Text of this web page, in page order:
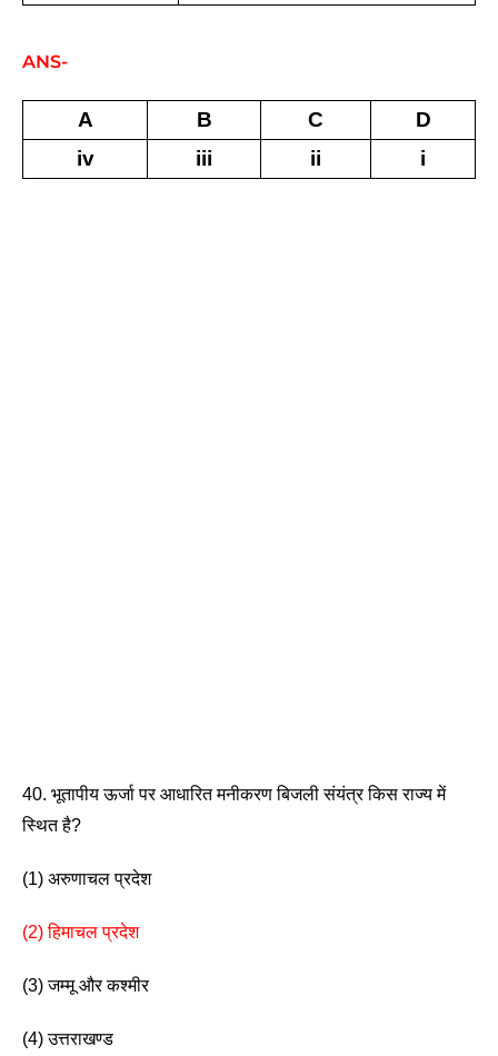
ANS-
A B C
D
iv
iii ii i
40. भूतापीय ऊर्जा पर आधारित मनीकरण बिजली संयंत्र किस राज्य में
स्थित है?
(1) अरुणाचल प्रदेश
(2) हिमाचल प्रदेश
(3) जम्मू और कश्मीर
(4) उत्तराखण्ड